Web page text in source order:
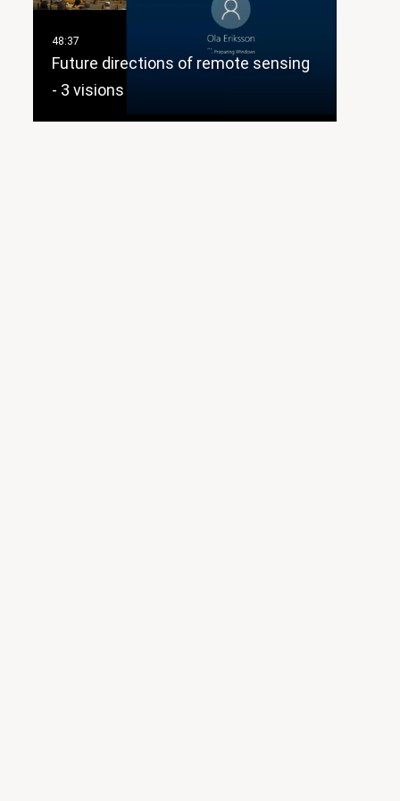
Future directions of remote sensing
- 3 visions